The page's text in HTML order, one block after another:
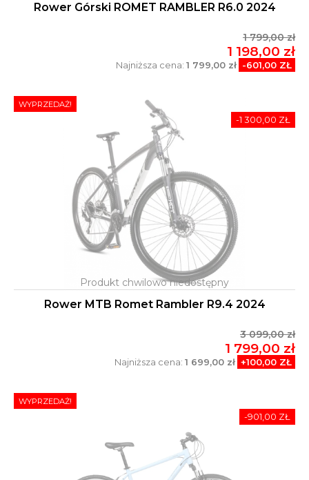
Rower Górski ROMET RAMBLER R6.0 2024
1 799,00 zł
1 198,00 zł
Najniższa cena: 1 799,00 zł -601,00 ZŁ
Rower MTB Romet Rambler R9.4 2024
3 099,00 zł
1 799,00 zł
Najniższa cena: 1 699,00 zł +100,00 ZŁ
WYPRZEDAŻ!
-1 300,00 ZŁ
WYPRZEDAŻ!
-901,00 ZŁ